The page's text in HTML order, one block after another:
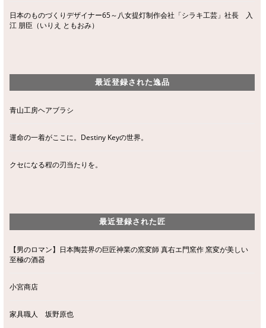
日本のものづくりデザイナー65～八女提灯制作会社「シラキ工芸」社長 入
江 朋臣（いりえ ともおみ）
最近登録された逸品
青山工房ヘアブラシ
運命の一着がここに。Destiny Keyの世界。
クセになる程の刃当たりを。
最近登録された匠
【男のロマン】日本陶芸界の巨匠神業の窯変師 真右エ門窯作 窯変が美しい
至極の酒器
小宮商店
家具職人 坂野原也